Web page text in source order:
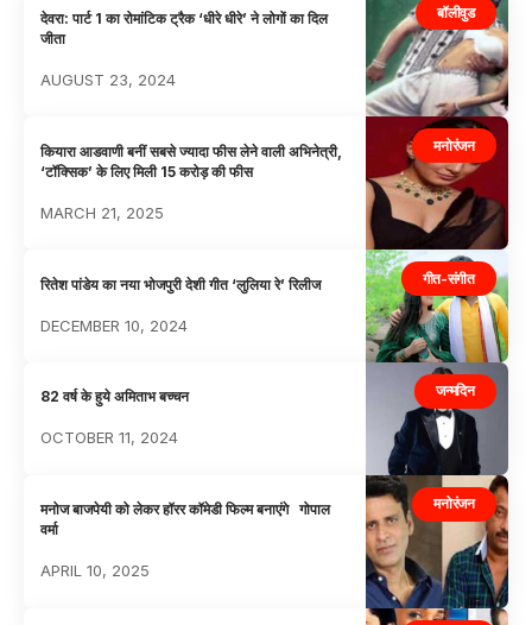
बॉलीवुड
देवरा: पार्ट 1 का रोमांटिक ट्रैक ‘धीरे धीरे’ ने लोगों का दिल
जीता
AUGUST 23, 2024
मनोरंजन
कियारा आडवाणी बनीं सबसे ज्यादा फीस लेने वाली अभिनेत्री,
‘टॉक्सिक’ के लिए मिली 15 करोड़ की फीस
MARCH 21, 2025
गीत-संगीत
रितेश पांडेय का नया भोजपुरी देशी गीत ‘लुलिया रे’ रिलीज
DECEMBER 10, 2024
जन्मदिन
82 वर्ष के हुये अमिताभ बच्चन
OCTOBER 11, 2024
मनोरंजन
मनोज बाजपेयी को लेकर हॉरर कॉमेडी फिल्म बनाएंगे गोपाल
वर्मा
APRIL 10, 2025